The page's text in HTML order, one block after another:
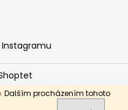
Dalším procházením tohoto
s.r.o.. Všechna práva